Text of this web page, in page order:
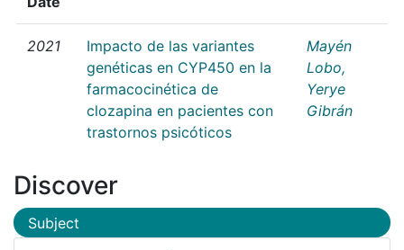
2021
Impacto de las variantes
genéticas en CYP450 en la
farmacocinética de
clozapina en pacientes con
trastornos psicóticos
Mayén
Lobo,
Yerye
Gibrán
Discover
Subject